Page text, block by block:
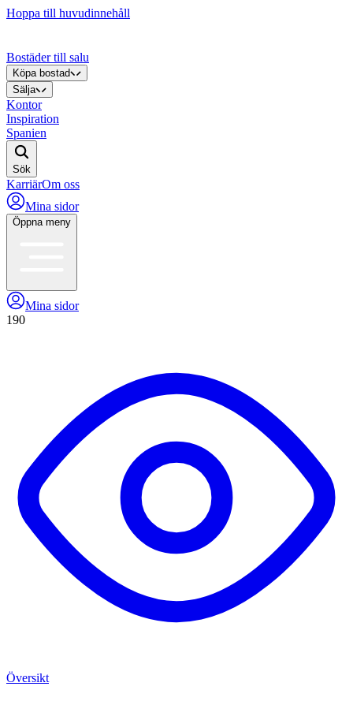
Hoppa till huvudinnehåll
Bostäder till salu
Köpa bostad
Sälja
Kontor
Inspiration
Spanien
Sök
KarriärOm oss
Mina sidor
Öppna meny
Mina sidor
190
Översikt